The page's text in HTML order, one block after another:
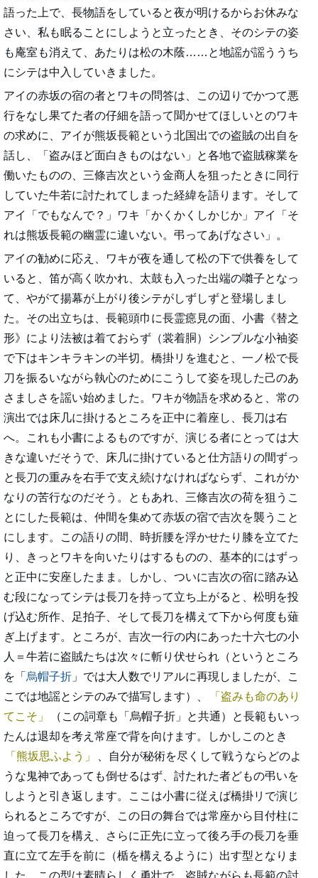
語った上で、長物語をしていると夜が明けるからお休みな
さい、私も眠ることにしようと立ったとき、そのシテの姿
も庵室も消えて、あたりは松の木蔭……と地謡が謡ううち
にシテは中入していきました。
アイの赤坂の宿の者とワキの問答は、この辺りでかつて悪
行をなし果てた者の仔細を語って聞かせてほしいとのワキ
の求めに、アイが熊坂長範という北国出での盗賊の出自を
話し、「盗みほど面白きものはない」と各地で盗賊稼業を
働いたものの、三條吉次という金商人を狙ったときに同行
していた牛若に討たれてしまった経緯を語ります。そして
アイ「でもなんで？」ワキ「かくかくしかじか」アイ「そ
れは熊坂長範の幽霊に違いない。弔ってあげなさい」。
アイの勧めに応え、ワキが夜を通して松の下で供養をして
いると、笛が高く吹かれ、太鼓も入った出端の囃子となっ
て、やがて揚幕が上がり後シテがしずしずと登場しまし
た。その出立ちは、長範頭巾に長霊癋見の面、小書《替之
形》により法被は着ておらず（裳着胴）シンプルな小袖姿
で下はキンキラキンの半切。橋掛リを進むと、一ノ松で長
刀を振るいながら執心のためにこうして姿を現した己のあ
さましさを謡い始めました。ワキが物語を求めると、常の
演出では床几に掛けるところを正中に着座し、長刀は右
へ。これも小書によるものですが、演じる者にとっては大
きな違いだそうで、床几に掛けていると仕方語りの間ずっ
と長刀の重みを右手で支え続けなければならず、これがか
なりの苦行なのだそう。ともあれ、三條吉次の荷を狙うこ
とにした長範は、仲間を集めて赤坂の宿で吉次を襲うこと
にします。この語りの間、時折腰を浮かせたり膝を立てた
り、きっとワキを向いたりはするものの、基本的にはずっ
と正中に安座したまま。しかし、ついに吉次の宿に踏み込
む段になってシテは長刀を持って立ち上がると、松明を投
げ込む所作、足拍子、そして長刀を構えて下から何度も薙
ぎ上げます。ところが、吉次一行の内にあった十六七の小
人＝牛若に盗賊たちは次々に斬り伏せられ（というところ
を「 烏帽子折 」では大人数でリアルに再現しましたが、こ
こでは地謡とシテのみで描写します）、
盗みも命のあり
てこそ
（この詞章も「烏帽子折」と共通）と長範もいっ
たんは退却を考え常座で背を向けます。しかしこのとき
熊坂思ふよう
、自分が秘術を尽くして戦うならどのよ
うな鬼神であっても倒せるはず、討たれた者どもの弔いを
しようと引き返します。ここは小書に従えば橋掛リで演じ
られるところですが、この日の舞台では常座から目付柱に
迫って長刀を構え、さらに正先に立って後ろ手の長刀を垂
直に立て左手を前に（楯を構えるように）出す型となりま